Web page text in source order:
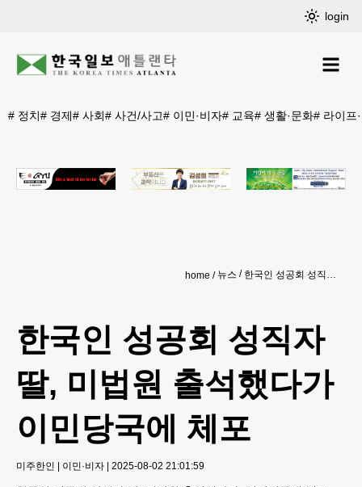
login
# 정치# 경제# 사회# 사건/사고# 이민·비자# 교육# 생활·문화# 라이프
home 뉴스 한국인 성공회 성직자 딸, 미법원 출석했다가 이민당국에 체포
한국인 성공회 성직자
딸, 미법원 출석했다가
이민당국에 체포
미주한인 | 이민·비자 | 2025-08-02 21:01:59